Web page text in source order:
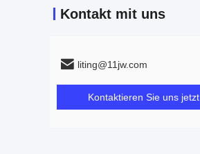
Kontakt mit uns
liting@11jw.com
Kontaktieren Sie uns jetzt